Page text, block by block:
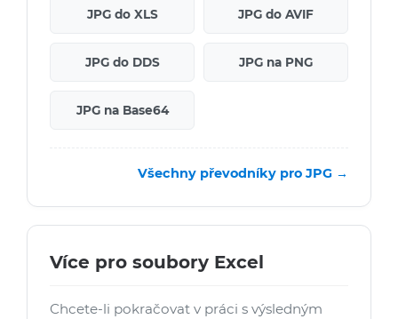
JPG do XLS JPG do AVIF
JPG do DDS JPG na PNG
JPG na Base64
Všechny převodníky pro JPG →
Více pro soubory Excel
Chcete-li pokračovat v práci s výsledným